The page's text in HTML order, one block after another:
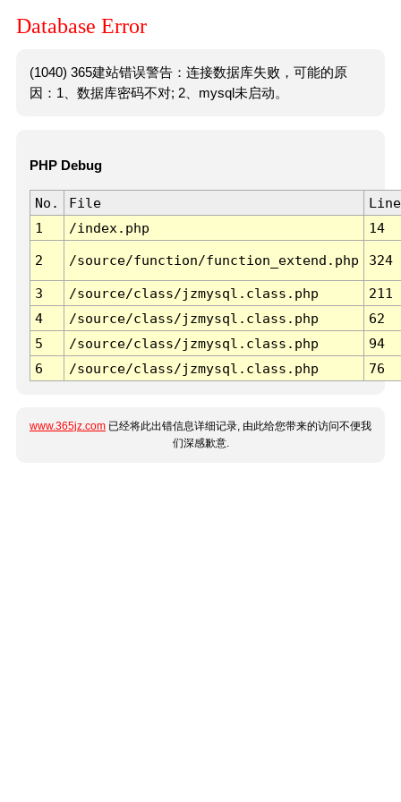
Database Error
(1040) 365建站错误警告：连接数据库失败，可能的原
因：1、数据库密码不对; 2、mysql未启动。
PHP Debug
No. File
Line
1
/index.php 14
2 /source/function/function_extend.php 324
3 /source/class/jzmysql.class.php
211
4
/source/class/jzmysql.class.php
62
5
/source/class/jzmysql.class.php
94
6
/source/class/jzmysql.class.php 76
www.365jz.com 已经将此出错信息详细记录, 由此给您带来的访问不便我
们深感歉意.